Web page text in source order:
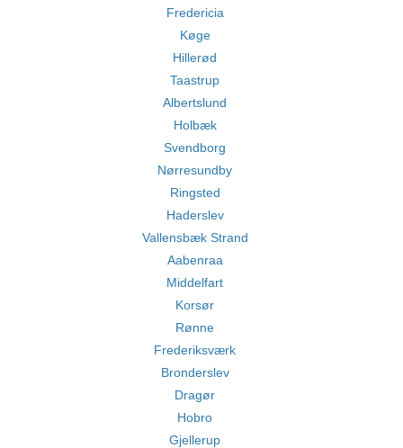
Fredericia
Køge
Hillerød
Taastrup
Albertslund
Holbæk
Svendborg
Nørresundby
Ringsted
Haderslev
Vallensbæk Strand
Aabenraa
Middelfart
Korsør
Rønne
Frederiksværk
Bronderslev
Dragør
Hobro
Gjellerup